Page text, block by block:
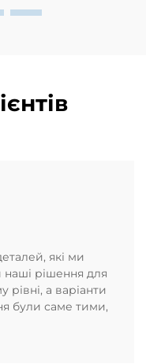
які ми
рішення для
рівні, а варіанти
були саме тими,